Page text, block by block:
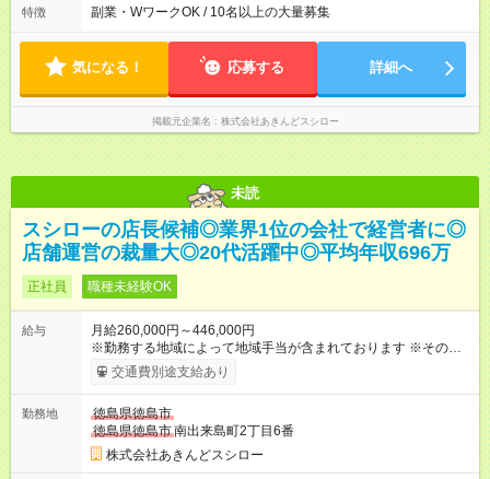
らに自己負担額2万円の寮や各種手当があるため「前職より貯金
できている」と話す社員が多くいます！ 【試用期間】試用期間
あり 試用期間の長さ：3ヶ月 雇用形態、給与は本採用時と同じ
です。
形労働時間制（週平均実働40時間） ◎残業は月30h程度。1店舗
出勤前にジムに通う社員も多くいま す。繁忙期以外は1日通して
働くことがほぼありません！
特徴 副業・WワークOK / 10名以上の大量募集
気になる！ 応募する 詳細へ
掲載元企業名 株式会社あきんどスシロー
未読
スシローの店長候補◎業界1位の会社で経営者に◎
店舗運営の裁量大◎20代活躍中◎平均年収696万
正社員 職種未経験OK
給与
月給260,000円～446,000円
※勤務する地域によって地域手当が含まれております ※その他ブ
ロック外勤務手当を支給。1分単位での残業代（100％支給）や
年3回の賞与、諸手当も別途支給します。 ＜月給例＞ 【例1】転
合：月給28万円＋残業代・諸手当 ※地域手当2万円が含まれま
す。 【例2】転居可能の「ブロック限定勤務制度」の場合 ブロ
ック外東京23区内勤務の場合：月給29万5000円＋残業代・諸手
当 ※地域手当2万円やブロック外勤務手当1万5000円が含まれま
交通費別途支給あり
勤務地
徳島県徳島市
徳島県徳島市南出来島町2丁目6番
株式会社あきんどスシロー